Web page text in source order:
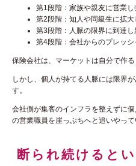
第1段階：家族や親友に営業
第2段階：知人や同級生に拡
第3段階：人脈の限界に到達
第4段階：会社からのプレッ
保険会社は、マーケットは自分で作
しかし、個人が持てる人脈には限界
す。
会社側が集客のインフラを整えずに
の営業職員を崖っぷちへと追いやって
断られ続けると